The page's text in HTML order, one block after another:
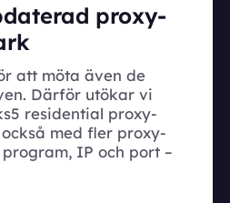
proxy-
att möta även de
Därför utökar vi
residential proxy-
med fler proxy-
IP och port –